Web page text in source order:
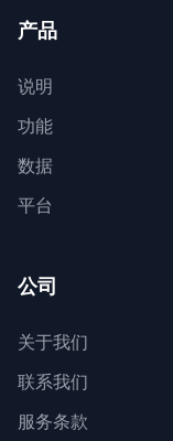
产品
说明
功能
数据
平台
公司
关于我们
联系我们
服务条款